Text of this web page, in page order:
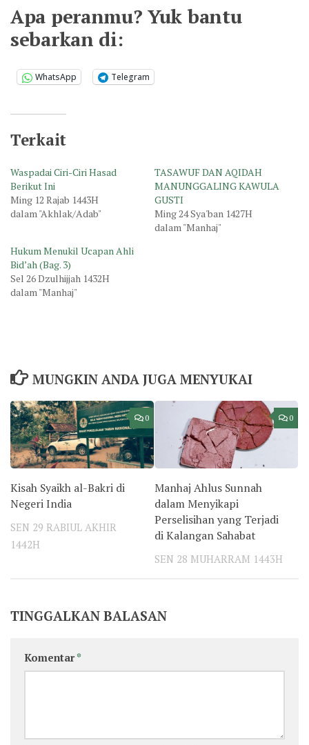
Apa peranmu? Yuk bantu
sebarkan di:
WhatsApp Telegram
Terkait
Waspadai Ciri-Ciri Hasad
Berikut Ini
Ming 12 Rajab 1443H
dalam "Akhlak/Adab"
TASAWUF DAN AQIDAH
MANUNGGALING KAWULA
GUSTI
Ming 24 Sya'ban 1427H
dalam "Manhaj"
Hukum Menukil Ucapan Ahli
Bid’ah (Bag. 3)
Sel 26 Dzulhijjah 1432H
dalam "Manhaj"
MUNGKIN ANDA JUGA MENYUKAI
0
Kisah Syaikh al-Bakri di
Negeri India
SEN 29 RABIUL AKHIR
1442H
0
Manhaj Ahlus Sunnah
dalam Menyikapi
Perselisihan yang Terjadi
di Kalangan Sahabat
SEN 28 MUHARRAM 1443H
TINGGALKAN BALASAN
Komentar*